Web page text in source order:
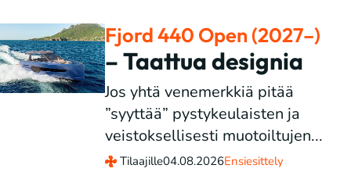
Fjord 440 Open (2027–)
– Taattua designia
Jos yhtä venemerkkiä pitää
”syyttää” pystykeulaisten ja
veistoksellisesti muotoiltujen...
Tilaajille04.08.2026Ensiesittely